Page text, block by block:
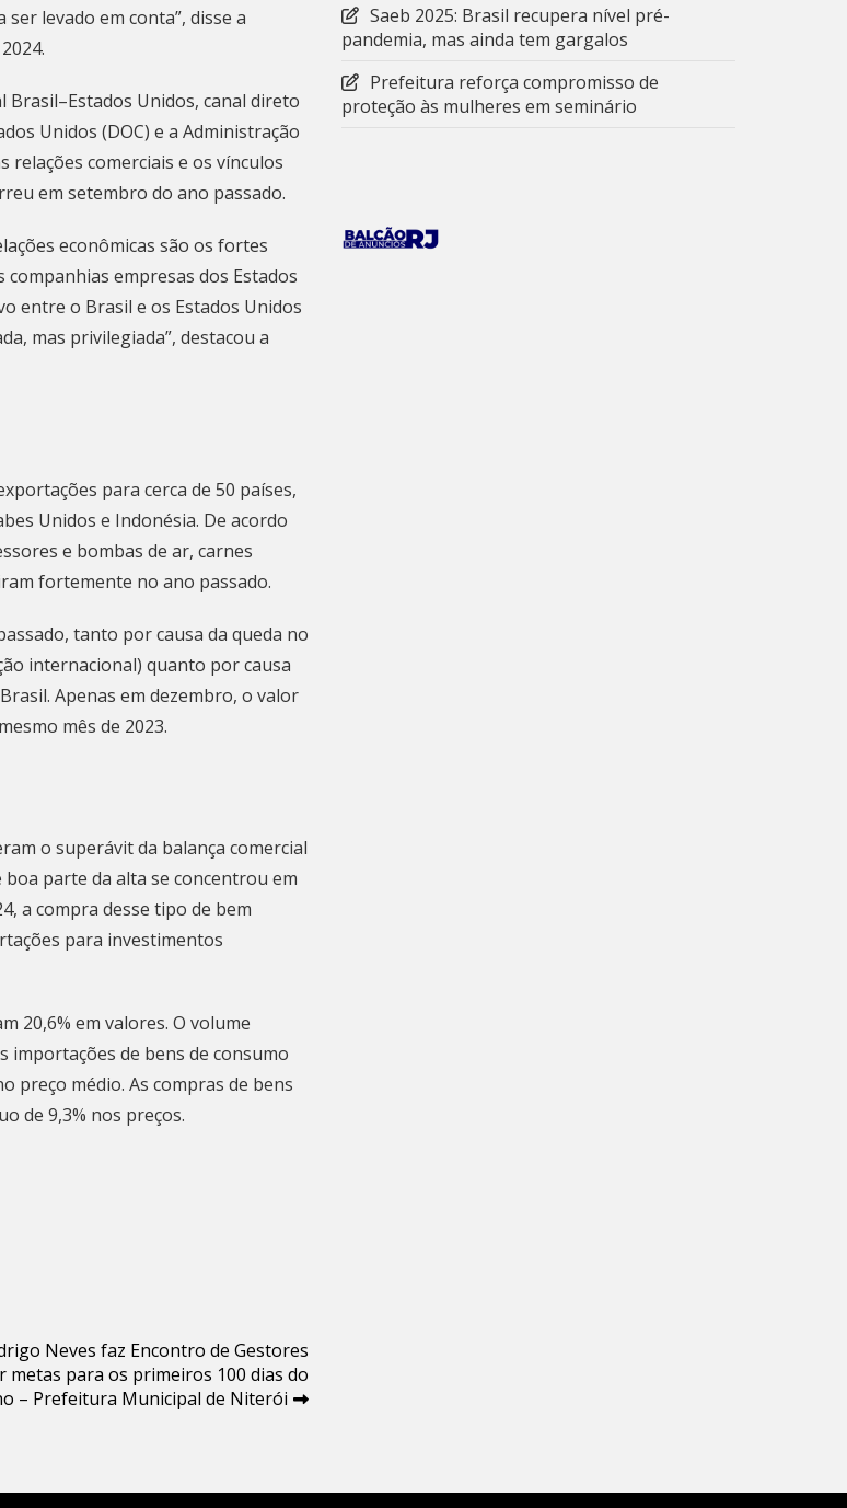
levado em conta”, disse a
.
Brasil–Estados Unidos, canal direto
Unidos (DOC) e a Administração
comerciais e os vínculos
em setembro do ano passado.
econômicas são os fortes
empresas dos Estados
entre o Brasil e os Estados Unidos
mas privilegiada”, destacou a
para cerca de 50 países,
Unidos e Indonésia. De acordo
e bombas de ar, carnes
fortemente no ano passado.
tanto por causa da queda no
internacional) quanto por causa
Apenas em dezembro, o valor
mês de 2023.
o superávit da balança comercial
parte da alta se concentrou em
a compra desse tipo de bem
para investimentos
20,6% em valores. O volume
importações de bens de consumo
preço médio. As compras de bens
de 9,3% nos preços.
Neves faz Encontro de Gestores
metas para os primeiros 100 dias do
– Prefeitura Municipal de Niterói
Saeb 2025: Brasil recupera nível pré-
pandemia, mas ainda tem gargalos
Prefeitura reforça compromisso de
proteção às mulheres em seminário